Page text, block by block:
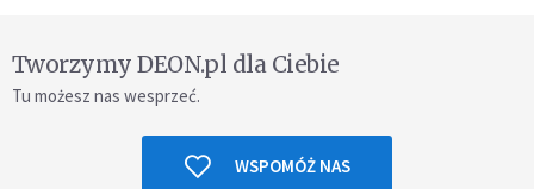
Tworzymy DEON.pl dla Ciebie
Tu możesz nas wesprzeć.
WSPOMÓŻ NAS